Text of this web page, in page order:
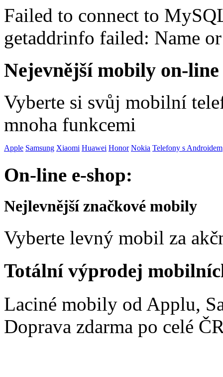
Failed to connect to
getaddrinfo failed: Name
Nejevnější mobily on-
Vyberte si svůj mobilní
mnoha funkcemi
Apple Samsung Xiaomi Huawei Honor Nokia Telefony s Androidem
On-line e-shop:
Nejlevnější značkové mobily
Vyberte levný mobil za
Totální výprodej
Laciné mobily od Applu,
Doprava zdarma po celé